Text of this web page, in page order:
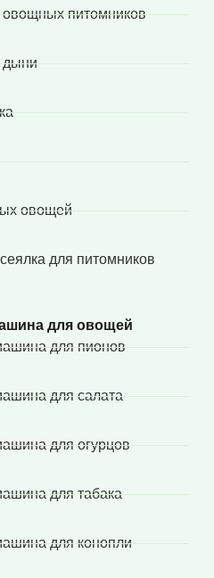
питомников
овощей
для питомников
для овощей
для пионов
для салата
для огурцов
для табака
для конопли